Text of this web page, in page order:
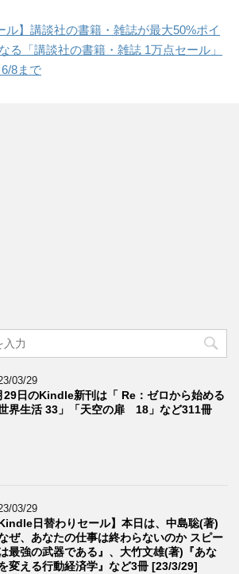
ル】講談社の書籍・雑誌が最大50%ポイ
る「講談社の書籍・雑誌 1万点セール」
8まで
03/29
29日のKindle新刊は「 Re：ゼロから始める
界生活 33」「天空の扉 18」など311冊
03/29
Kindle日替わりセール】本日は、中島聡(著)
なぜ、あなたの仕事は終わらないのか スピー
最強の武器である』、大竹文雄(著)『あな
変える行動経済学』など3冊 [23/3/29]